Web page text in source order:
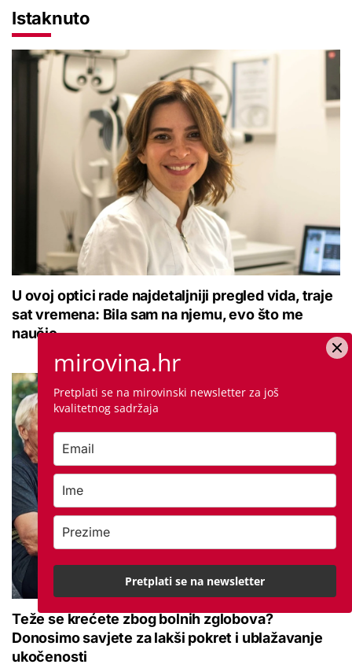
Istaknuto
U ovoj optici rade najdetaljniji pregled vida, traje
sat vremena: Bila sam na njemu, evo što me
naučio
Teže se krećete zbog bolnih zglobova?
Donosimo savjete za lakši pokret i ublažavanje
ukočenosti
mirovina.hr
Pretplati se na mirovinski newsletter za još
kvalitetnog sadržaja
Pretplati se na newsletter